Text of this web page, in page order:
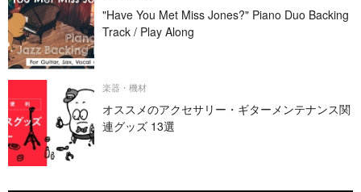
"Have You Met Miss Jones?" Piano Duo Backing
Track / Play Along
楽器・機材
オススメのアクセサリー・ギターメンテナンス関
連グッズ 13選